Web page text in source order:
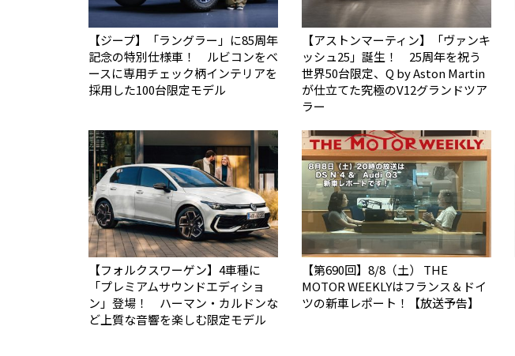
【ジープ】「ラングラー」に85周年
記念の特別仕様車！ ルビコンをベ
ースに専用チェック柄インテリアを
採用した100台限定モデル
【アストンマーティン】「ヴァンキ
ッシュ25」誕生！ 25周年を祝う
世界50台限定、Q by Aston Martin
が仕立てた究極のV12グランドツア
ラー
【フォルクスワーゲン】4車種に
「プレミアムサウンドエディショ
ン」登場！ ハーマン・カルドンな
ど上質な音響を楽しむ限定モデル
【第690回】8/8（土） THE
MOTOR WEEKLYはフランス＆ドイ
ツの新車レポート！【放送予告】